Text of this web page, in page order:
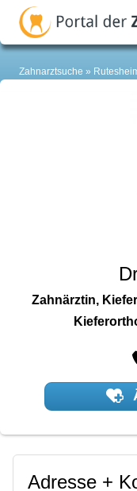
Zahnarztsuche
Zahnärztin,
Adresse +